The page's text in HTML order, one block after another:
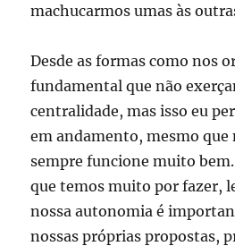
machucarmos umas às
Desde as formas como nos
fundamental que não
centralidade, mas isso eu
em andamento, mesmo que
sempre funcione muito
que temos muito por fazer,
nossa autonomia é
nossas próprias propostas,